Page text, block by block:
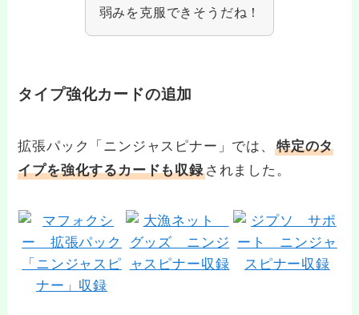
弱みを克服できそうだね！
タイプ強化カードの追加
拡張パック「ニンジャスピナー」では、
特定のタ
イプを強化するカードも収録されました。